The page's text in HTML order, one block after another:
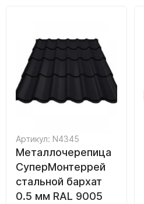
Артикул: N4345
Металлочерепица
СуперМонтеррей
стальной бархат
0.5 мм RAL 9005